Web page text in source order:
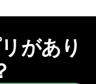
があり